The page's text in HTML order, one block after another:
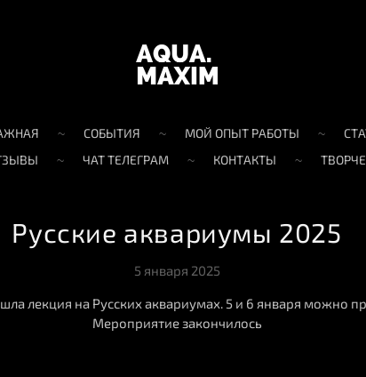
СОБЫТИЯ МОЙ ОПЫТ РАБОТЫ
ЧАТ ТЕЛЕГРАМ КОНТАКТЫ
Русские аквариумы 2025
5 января 2025
лекция на Русских аквариумах. 5 и 6 января можно
Мероприятие закончилось